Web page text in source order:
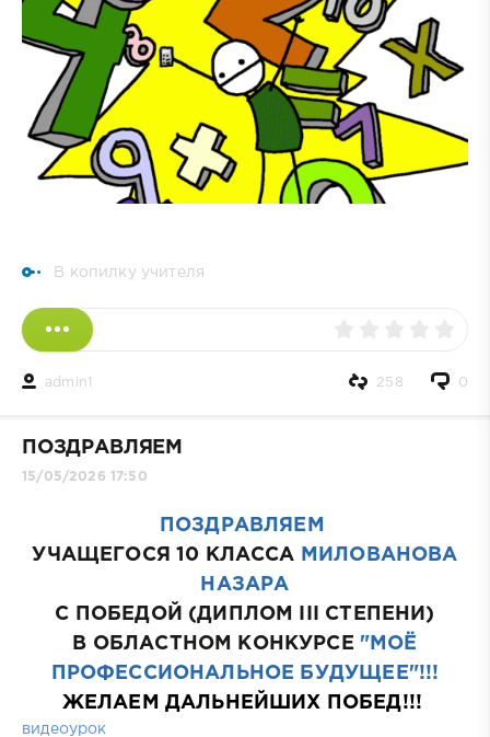
В копилку учителя
admin1 0
258
ПОЗДРАВЛЯЕМ
15/05/2026 17:50
ПОЗДРАВЛЯЕМ
УЧАЩЕГОСЯ 10 КЛАССА
МИЛОВАНОВА
НАЗАРА
С ПОБЕДОЙ (ДИПЛОМ III СТЕПЕНИ)
В ОБЛАСТНОМ КОНКУРСЕ "МОЁ
ПРОФЕССИОНАЛЬНОЕ БУДУЩЕЕ"!!!
ЖЕЛАЕМ ДАЛЬНЕЙШИХ ПОБЕД!!!
видеоурок